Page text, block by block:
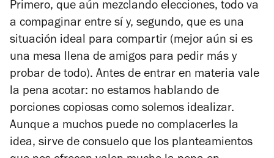
Primero, que aún mezclando elecciones, todo va
a compaginar entre sí y, segundo, que es una
situación ideal para compartir (mejor aún si es
una mesa llena de amigos para pedir más y
probar de todo). Antes de entrar en materia vale
la pena acotar: no estamos hablando de
porciones copiosas como solemos idealizar.
Aunque a muchos puede no complacerles la
idea, sirve de consuelo que los planteamientos